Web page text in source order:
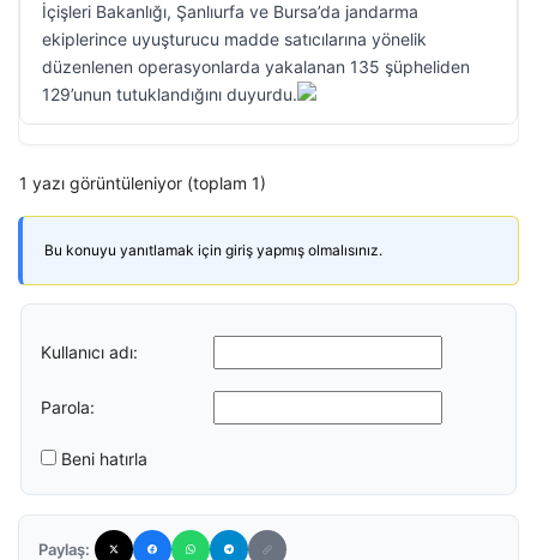
İçişleri Bakanlığı, Şanlıurfa ve Bursa’da jandarma
ekiplerince uyuşturucu madde satıcılarına yönelik
düzenlenen operasyonlarda yakalanan 135 şüpheliden
129’unun tutuklandığını duyurdu.
1 yazı görüntüleniyor (toplam 1)
Bu konuyu yanıtlamak için giriş yapmış olmalısınız.
Kullanıcı adı:
Parola:
Beni hatırla
Paylaş: